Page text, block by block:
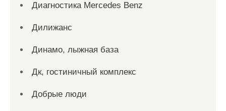
Диагностика Mercedes Benz
Дилижанс
Динамо, лыжная база
Дк, гостиничный комплекс
Добрые люди